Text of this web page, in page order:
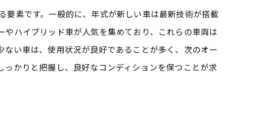
方
素です。一般的に、年式が新しい車は最新技術が搭載
ハイブリッド車が人気を集めており、これらの車両は
い車は、使用状況が良好であることが多く、次のオー
かりと把握し、良好なコンディションを保つことが求